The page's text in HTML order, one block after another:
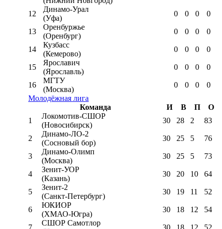
12
Динамо-Урал
(Уфа)
0 0 0 0
13
Оренбуржье
(Оренбург)
0 0 0 0
14
Кузбасс
(Кемерово)
0 0 0 0
15
Ярославич
(Ярославль)
0 0 0 0
16
МГТУ
(Москва)
0 0 0
0
Молодёжная лига
Команда
И В П
О
1
Локомотив-CШОР
(Новосибирск)
30 28 2 83
2
Динамо-ЛО-2
(Сосновый бор)
30 25 5 76
3
Динамо-Олимп
(Москва)
30 25 5 73
4
Зенит-УОР
(Казань)
30 20 10 64
5
Зенит-2
(Санкт-Петербург)
30 19 11 52
6
ЮКИОР
(ХМАО-Югра)
30 18 12 54
7
СШОР Самотлор
30 18 12 52